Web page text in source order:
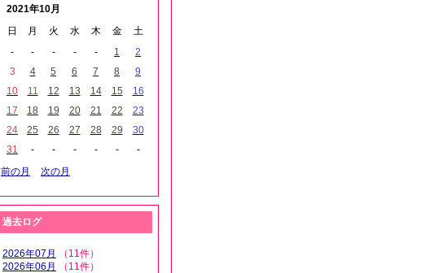
2021年10月
日
月 火 水 木 金
土
-
- - - - 1
2
3
4 5 6 7 8
9
10
11 12 13 14 15
16
17
18 19 20 21 22
23
24
25 26 27 28 29
30
31
- - - - -
-
前の月
次の月
過去ログ
2026年07月
（11件）
2026年06月
（11件）